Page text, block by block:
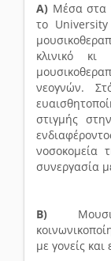
Α) Μέσα στα
το
κλινικό
νεογνών.
στιγμής
νοσοκομεία
συνεργασία
Β)
με γονείς και